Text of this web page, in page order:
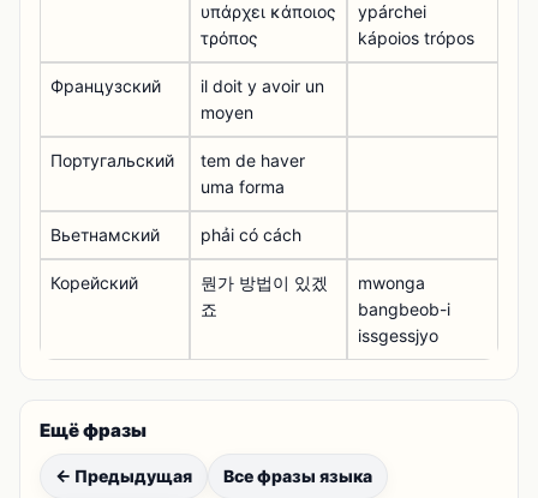
υπάρχει κάποιος
τρόπος
ypárchei
kápoios trópos
Французский
il doit y avoir un
moyen
Португальский
tem de haver
uma forma
Вьетнамский phải có cách
Корейский
뭔가 방법이 있겠
죠
mwonga
bangbeob-i
issgessjyo
Ещё фразы
← Предыдущая Все фразы языка